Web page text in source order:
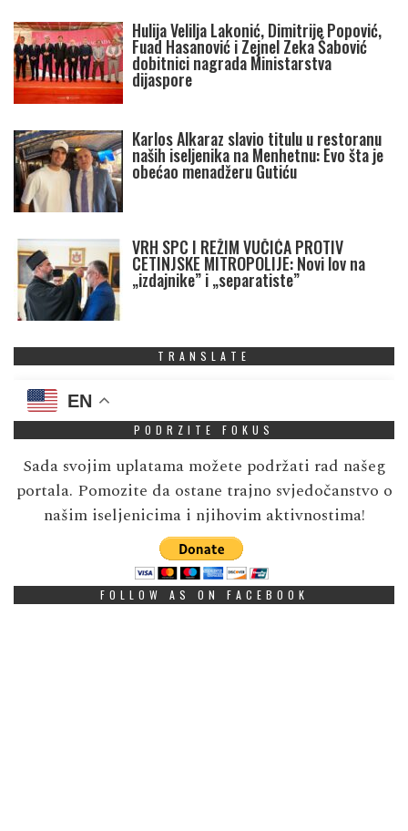
Hulija Velilja Lakonić, Dimitrije Popović,
Fuad Hasanović i Zejnel Zeka Šabović
dobitnici nagrada Ministarstva
dijaspore
Karlos Alkaraz slavio titulu u restoranu
naših iseljenika na Menhetnu: Evo šta je
obećao menadžeru Gutiću
VRH SPC I REŽIM VUČIĆA PROTIV
CETINJSKE MITROPOLIJE: Novi lov na
„izdajnike” i „separatiste”
TRANSLATE
EN
PODRZITE FOKUS
Sada svojim uplatama možete podržati rad našeg
portala. Pomozite da ostane trajno svjedočanstvo o
našim iseljenicima i njihovim aktivnostima!
FOLLOW AS ON FACEBOOK